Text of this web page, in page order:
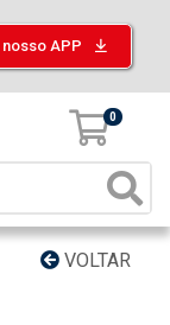
nosso APP
0
VOLTAR